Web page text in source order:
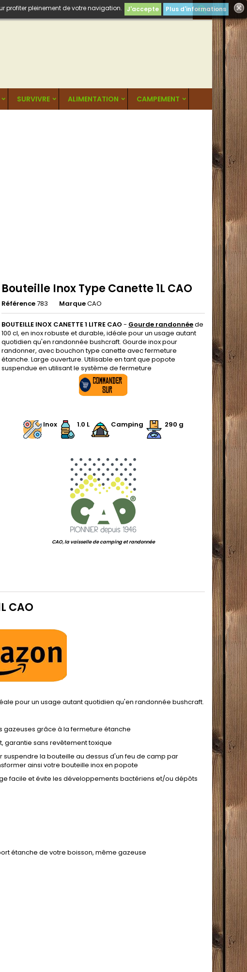

profiter pleinement de votre navigation. J'accepte Plus d'informations
SURVIVRE ALIMENTATION CAMPEMENT
Bouteille Inox Type Canette 1L CAO
Référence783 MarqueCAO
BOUTEILLE INOX CANETTE 1 LITRE CAO - Gourde randonnéede
100 cl, en inox robuste et durable, idéale pour un usage autant
quotidien qu'en randonnée bushcraft. Gourde inox pour
randonner, avec bouchon type canette avec fermeture
étanche. Large ouverture. Utilisable en tant que popote
suspendue en utilisant le système de fermeture
Inox
1.0 L Camping 290 g
CAO, la vaisselle de camping et randonnée
CAO
pour un usage autant quotidien qu'en randonnée bushcraft.
grâce à la fermeture étanche
garantie sans revêtement toxique
la bouteille au dessus d'un feu de camp par
ainsi votre bouteille inox en popote
facile et évite les développements bactériens et/ou dépôts
étanche de votre boisson, même gazeuse